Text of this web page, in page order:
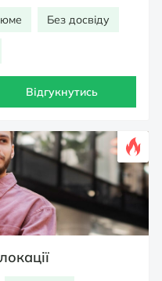
Без досвіду
Відгукнутись